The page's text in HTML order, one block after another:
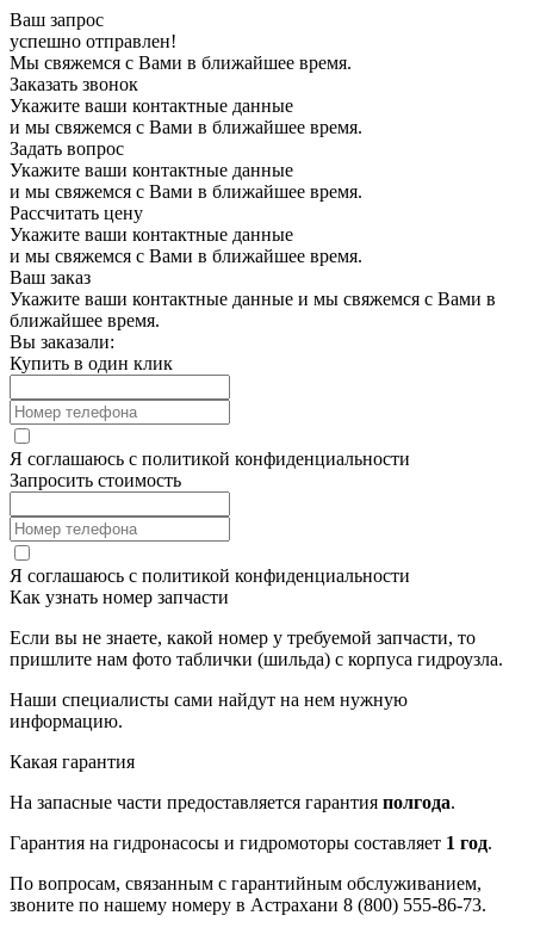
Ваш запрос
успешно отправлен!
Мы свяжемся с Вами в ближайшее время.
Заказать звонок
Укажите ваши контактные данные
и мы свяжемся с Вами в ближайшее время.
Задать вопрос
Укажите ваши контактные данные
и мы свяжемся с Вами в ближайшее время.
Рассчитать цену
Укажите ваши контактные данные
и мы свяжемся с Вами в ближайшее время.
Ваш заказ
Укажите ваши контактные данные и мы свяжемся с Вами в
ближайшее время.
Вы заказали:
Купить в один клик
Я соглашаюсь с политикой конфиденциальности
Запросить стоимость
Я соглашаюсь с политикой конфиденциальности
Как узнать номер запчасти
Если вы не знаете, какой номер у требуемой запчасти, то
пришлите нам фото таблички (шильда) с корпуса гидроузла.
Наши специалисты сами найдут на нем нужную
информацию.
Какая гарантия
На запасные части предоставляется гарантия полгода.
Гарантия на гидронасосы и гидромоторы составляет 1 год.
По вопросам, связанным с гарантийным обслуживанием,
звоните по нашему номеру в Астрахани 8 (800) 555-86-73.